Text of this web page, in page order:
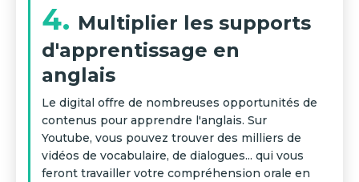
4. Multiplier les supports
d'apprentissage en
anglais
Le digital offre de nombreuses opportunités de
contenus pour apprendre l'anglais. Sur
Youtube, vous pouvez trouver des milliers de
vidéos de vocabulaire, de dialogues... qui vous
feront travailler votre compréhension orale en